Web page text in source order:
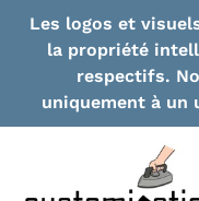
Les logos et
la propriété
respectifs.
uniquement à un